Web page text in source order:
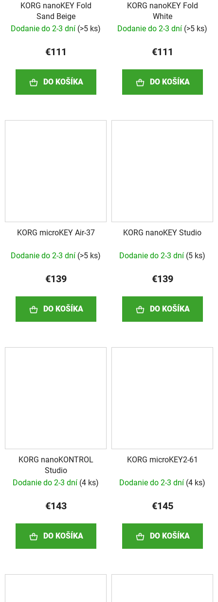
KORG nanoKEY Fold
Sand Beige
Dodanie do 2-3 dní (>5 ks)
€111
DO KOŠÍKA
KORG nanoKEY Fold
White
Dodanie do 2-3 dní (>5 ks)
€111
DO KOŠÍKA
KORG microKEY Air-37
Dodanie do 2-3 dní (>5 ks)
€139
DO KOŠÍKA
KORG nanoKEY Studio
Dodanie do 2-3 dní (5 ks)
€139
DO KOŠÍKA
KORG nanoKONTROL
Studio
Dodanie do 2-3 dní (4 ks)
€143
DO KOŠÍKA
KORG microKEY2-61
Dodanie do 2-3 dní (4 ks)
€145
DO KOŠÍKA